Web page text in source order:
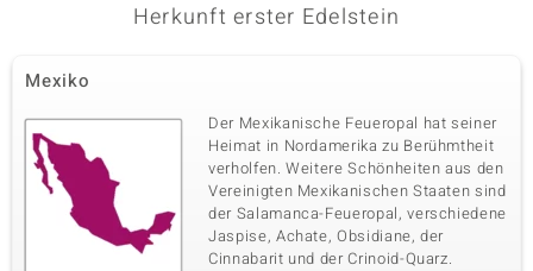
Herkunft erster Edelstein
Mexiko
Der Mexikanische Feueropal hat seiner
Heimat in Nordamerika zu Berühmtheit
verholfen. Weitere Schönheiten aus den
Vereinigten Mexikanischen Staaten sind
der Salamanca-Feueropal, verschiedene
Jaspise, Achate, Obsidiane, der
Cinnabarit und der Crinoid-Quarz.